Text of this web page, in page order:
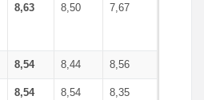
8,63 8,50 7,67
8,54 8,44 8,56
8,54 8,54 8,35